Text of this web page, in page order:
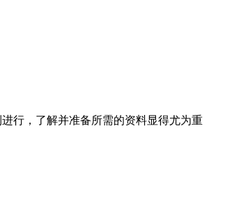
行，了解并准备所需的资料显得尤为重